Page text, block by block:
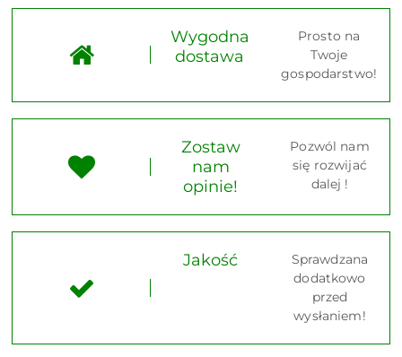
Wygodna
dostawa
Prosto na
Twoje
gospodarstwo!
Zostaw
nam
opinie!
Pozwól nam
się rozwijać
dalej !
Jakość
Sprawdzana
dodatkowo
przed
wysłaniem!